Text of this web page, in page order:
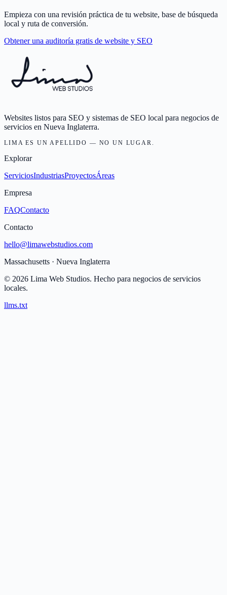
Empieza con una revisión práctica de tu website, base de búsqueda
local y ruta de conversión.
Obtener una auditoría gratis de website y SEO
Websites listos para SEO y sistemas de SEO local para negocios de
servicios en Nueva Inglaterra.
LIMA ES UN APELLIDO — NO UN LUGAR.
Explorar
ServiciosIndustriasProyectosÁreas
Empresa
FAQContacto
Contacto
hello@limawebstudios.com
Massachusetts · Nueva Inglaterra
© 2026 Lima Web Studios. Hecho para negocios de servicios
locales.
llms.txt